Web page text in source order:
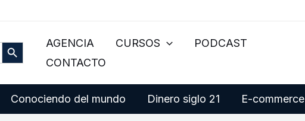
Botón de búsquedaAGENCIA CURSOS
PODCAST
CONTACTO
Conociendo del mundo Dinero siglo 21 E-commerce